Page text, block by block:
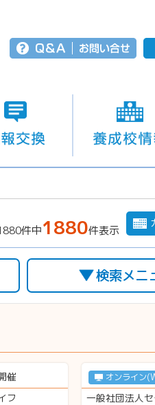
件中1880件表示
検索メニ
催
フ
オンライン
一般社団法人